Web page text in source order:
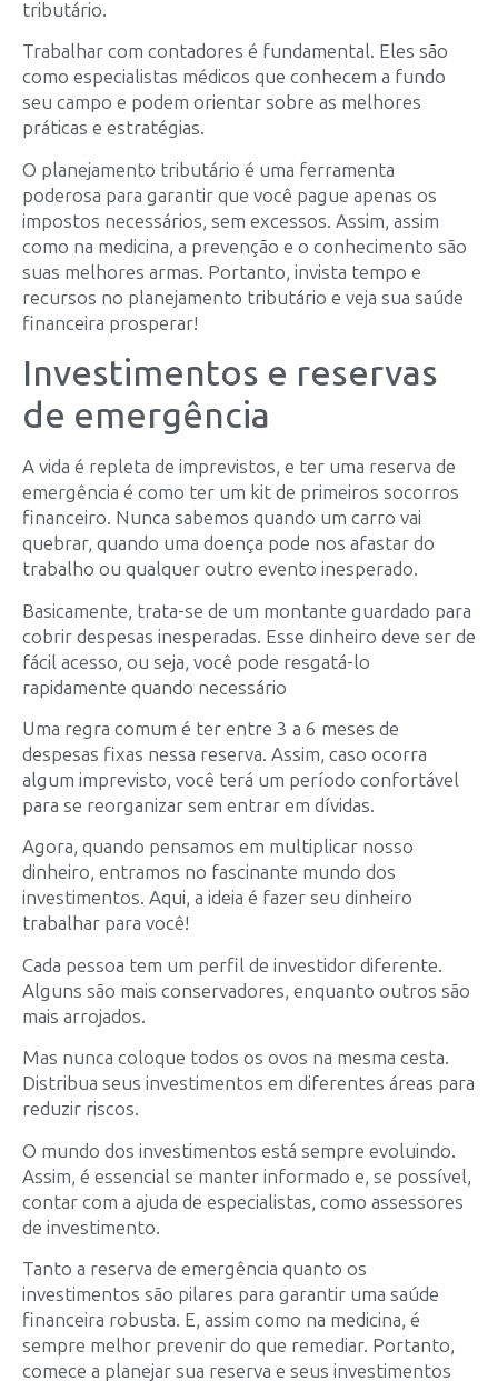
tributário.
Trabalhar com contadores é fundamental. Eles são
como especialistas médicos que conhecem a fundo
seu campo e podem orientar sobre as melhores
práticas e estratégias.
O planejamento tributário é uma ferramenta
poderosa para garantir que você pague apenas os
impostos necessários, sem excessos. Assim, assim
como na medicina, a prevenção e o conhecimento são
suas melhores armas. Portanto, invista tempo e
recursos no planejamento tributário e veja sua saúde
financeira prosperar!
Investimentos e reservas
de emergência
A vida é repleta de imprevistos, e ter uma reserva de
emergência é como ter um kit de primeiros socorros
financeiro. Nunca sabemos quando um carro vai
quebrar, quando uma doença pode nos afastar do
trabalho ou qualquer outro evento inesperado.
Basicamente, trata-se de um montante guardado para
cobrir despesas inesperadas. Esse dinheiro deve ser de
fácil acesso, ou seja, você pode resgatá-lo
rapidamente quando necessário
Uma regra comum é ter entre 3 a 6 meses de
despesas fixas nessa reserva. Assim, caso ocorra
algum imprevisto, você terá um período confortável
para se reorganizar sem entrar em dívidas.
Agora, quando pensamos em multiplicar nosso
dinheiro, entramos no fascinante mundo dos
investimentos. Aqui, a ideia é fazer seu dinheiro
trabalhar para você!
Cada pessoa tem um perfil de investidor diferente.
Alguns são mais conservadores, enquanto outros são
mais arrojados.
Mas nunca coloque todos os ovos na mesma cesta.
Distribua seus investimentos em diferentes áreas para
reduzir riscos.
O mundo dos investimentos está sempre evoluindo.
Assim, é essencial se manter informado e, se possível,
contar com a ajuda de especialistas, como assessores
de investimento.
Tanto a reserva de emergência quanto os
investimentos são pilares para garantir uma saúde
financeira robusta. E, assim como na medicina, é
sempre melhor prevenir do que remediar. Portanto,
comece a planejar sua reserva e seus investimentos